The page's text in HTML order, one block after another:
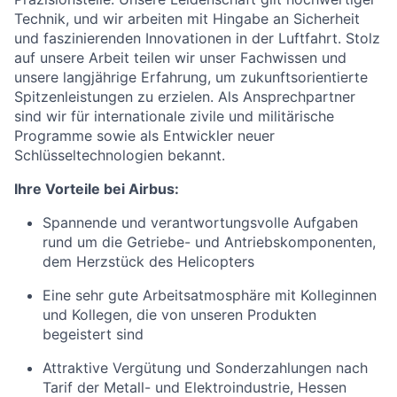
Technik, und wir arbeiten mit Hingabe an Sicherheit
und faszinierenden Innovationen in der Luftfahrt. Stolz
auf unsere Arbeit teilen wir unser Fachwissen und
unsere langjährige Erfahrung, um zukunftsorientierte
Spitzenleistungen zu erzielen. Als Ansprechpartner
sind wir für internationale zivile und militärische
Programme sowie als Entwickler neuer
Schlüsseltechnologien bekannt.
Ihre Vorteile bei Airbus:
Spannende und verantwortungsvolle Aufgaben
rund um die Getriebe- und Antriebskomponenten,
dem Herzstück des Helicopters
Eine sehr gute Arbeitsatmosphäre mit Kolleginnen
und Kollegen, die von unseren Produkten
begeistert sind
Attraktive Vergütung und Sonderzahlungen nach
Tarif der Metall- und Elektroindustrie, Hessen